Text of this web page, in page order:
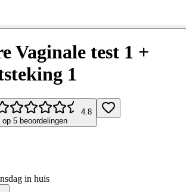
Vaginale test 1 +
1
4.8
op 5 beoordelingen
in huis